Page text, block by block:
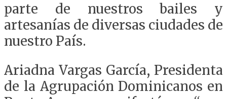
parte de nuestros bailes y
artesanías de diversas ciudades de
nuestro País.
Ariadna Vargas García, Presidenta
de la Agrupación Dominicanos en